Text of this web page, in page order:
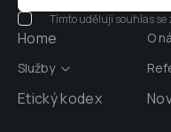
Tímto uděluji souhlas
Home O
Služby
Etický kodex